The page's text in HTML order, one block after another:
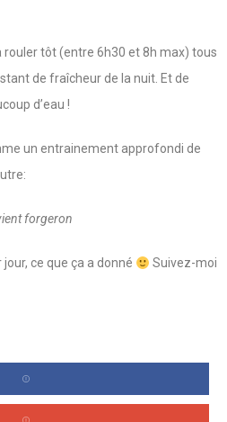
rouler tôt (entre 6h30 et 8h max) tous
de fraîcheur de la nuit. Et de
d’eau !
un entrainement approfondi de
forgeron
ce que ça a donné
Suivez-moi